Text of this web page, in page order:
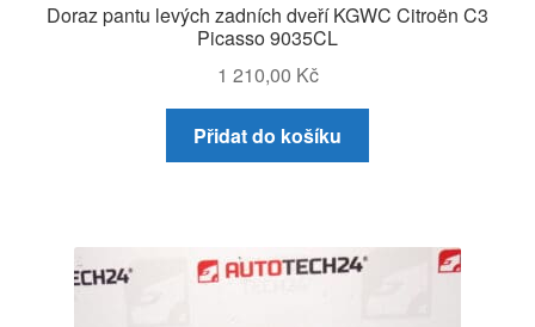
Doraz pantu levých zadních dveří KGWC Citroën C3
Picasso 9035CL
1 210,00 Kč
Přidat do košíku